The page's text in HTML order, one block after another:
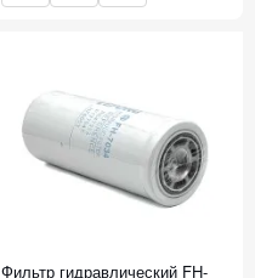
Фильтр гидравлический FH-